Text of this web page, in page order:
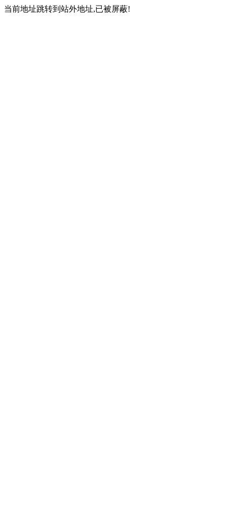
当前地址跳转到站外地址,已被屏蔽!